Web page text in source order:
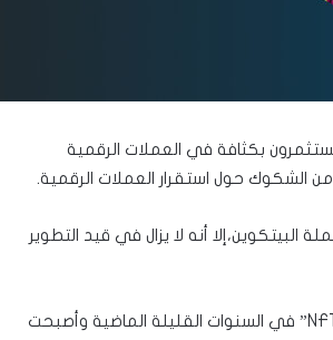
يستثمرون بكثافة في العملات الرقمية
الشكوك حول استقرار العملات الرقمية.
أنه لا يزال في قيد التطوير
من ناحية أخرى ، ظهرت ما يسمى بالرموز غير القابلة للاستبدال “NFTs” في السنوات القليلة الماضية وأصبحت